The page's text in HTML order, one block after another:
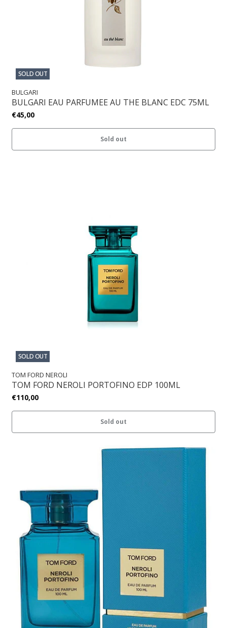
SOLD OUT
BULGARI
BULGARI EAU PARFUMEE AU THE BLANC EDC 75ML
€45,00
Sold out
SOLD OUT
TOM FORD NEROLI
TOM FORD NEROLI PORTOFINO EDP 100ML
€110,00
Sold out